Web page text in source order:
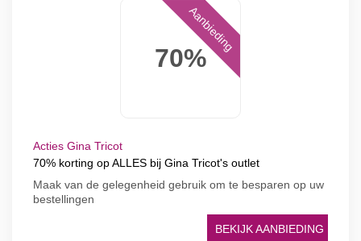
70%
Aanbieding
Acties Gina Tricot
70% korting op ALLES bij Gina Tricot's outlet
Maak van de gelegenheid gebruik om te besparen op uw
bestellingen
BEKIJK AANBIEDING